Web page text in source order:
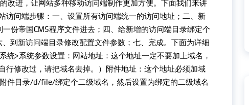
改进，让网站多种移动访问端制作更加方便。下面我们来讲
访问端步骤：一、设置所有访问端统一的访问地址；二、新
份帝国CMS程序文件进去；四、给新增的访问端目录绑定个
到新访问端目录修改配置文件参数；七、完成。下面为详细
>系统参数设置：网站地址：这个地址一定不要加上域名，
行修改过，请把域名去掉。）附件地址：这个地址必须加域
目录/d/file/绑定个二级域名，然后设置为绑定的二级域名